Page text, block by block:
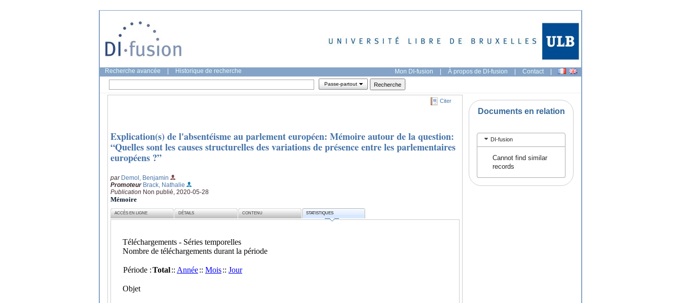
Recherche avancée Historique de recherche Mon DI-fusion | À propos de DI-fusion | Contact |
Passe-partout
Citer
Explication(s) de l'absentéisme au parlement européen: Mémoire autour de la question:
“Quelles sont les causes structurelles des variations de présence entre les parlementaires
européens ?”
par Demol, Benjamin
Promoteur Brack, Nathalie
Publication Non publié, 2020-05-28
Mémoire
ACCÈS EN LIGNE DÉTAILS CONTENU STATISTIQUES
Documents en relation
DI-fusion
Cannot find similar
records